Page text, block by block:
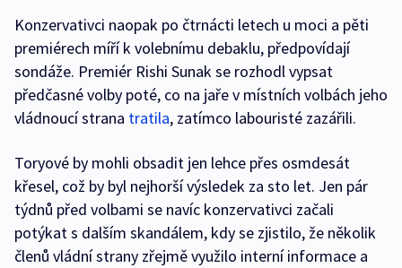
Konzervativci naopak po čtrnácti letech u moci a pěti
premiérech míří k volebnímu debaklu, předpovídají
sondáže. Premiér Rishi Sunak se rozhodl vypsat
předčasné volby poté, co na jaře v místních volbách jeho
vládnoucí strana tratila, zatímco labouristé zazářili.
Toryové by mohli obsadit jen lehce přes osmdesát
křesel, což by byl nejhorší výsledek za sto let. Jen pár
týdnů před volbami se navíc konzervativci začali
potýkat s dalším skandálem, kdy se zjistilo, že několik
členů vládní strany zřejmě využilo interní informace a